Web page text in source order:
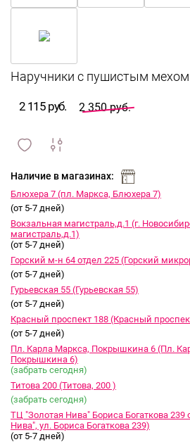
2 115 руб. 2 350 руб.
и
Наличие в магазинах:
Блюхера 7 (пл. Маркса, Блюхера 7)
(от 5-7 дней)
Вокзальная магистраль,д.1 (г.
магистраль,д.1)
(от 5-7 дней)
Горский м-н 64 отдел 225 (Горский
(от 5-7 дней)
Гурьевская 55 (Гурьевская 55)
(от 5-7 дней)
Красный проспект 188 (Красный
(от 5-7 дней)
Пл. Карла Маркса, Покрышкина 6 (Пл.
Покрышкина 6)
(забрать сегодня)
Титова 200 (Титова, 200 )
(забрать сегодня)
ТЦ "Золотая Нива" Бориса Богаткова 239
Нива", ул. Бориса Богаткова 239)
(от 5-7 дней)